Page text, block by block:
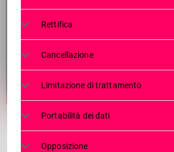
Rettifica
Cancellazione
Limitazione di trattamento
Portabilità dei dati
Opposizione